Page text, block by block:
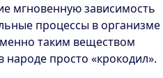
мгновенную зависимость
процессы в организме
таким веществом
просто «крокодил».